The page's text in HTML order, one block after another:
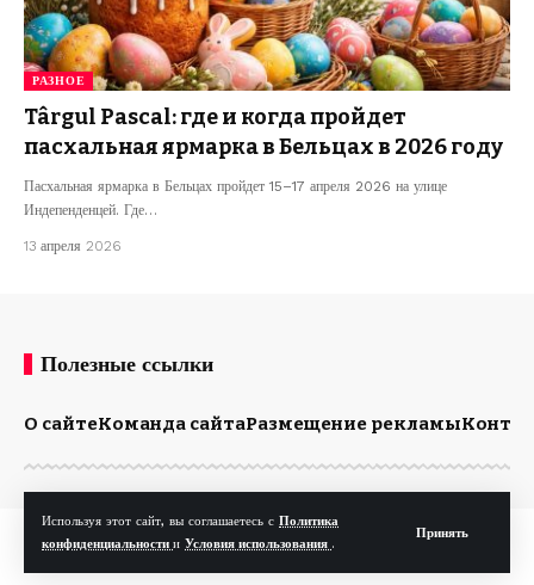
Используя этот сайт, вы соглашаетесь с Политика
конфиденциальности и Условия использования .
Принять
РАЗНОЕ
Târgul Pascal: где и когда пройдет
пасхальная ярмарка в Бельцах в 2026 году
Пасхальная ярмарка в Бельцах пройдет 15–17 апреля 2026 на улице
Индепенденцей. Где…
13 апреля 2026
Полезные ссылки
О сайтеКоманда сайтаРазмещение рекламы
© Kp.md. Все права защищены.